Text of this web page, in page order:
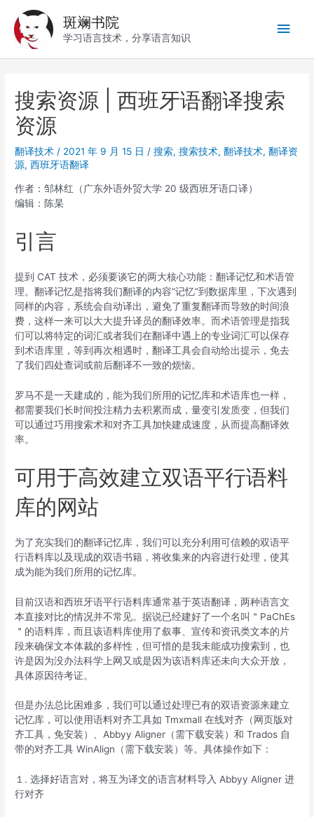
斑斓书院
学习语言技术，分享语言知识
主
菜
单
搜索资源 | 西班牙语翻译搜索
资源
翻译技术 / 2021 年 9 月 15 日 /搜索,搜索技术,翻译技术,翻译资
源,西班牙语翻译
作者：邹林红（广东外语外贸大学 20 级西班牙语口译）
编辑：陈杲
引言
提到 CAT 技术，必须要谈它的两大核心功能：翻译记忆和术语管
理。翻译记忆是指将我们翻译的内容“记忆”到数据库里，下次遇到
同样的内容，系统会自动译出，避免了重复翻译而导致的时间浪
费，这样一来可以大大提升译员的翻译效率。而术语管理是指我
们可以将特定的词汇或者我们在翻译中遇上的专业词汇可以保存
到术语库里，等到再次相遇时，翻译工具会自动给出提示，免去
了我们四处查词或前后翻译不一致的烦恼。
罗马不是一天建成的，能为我们所用的记忆库和术语库也一样，
都需要我们长时间投注精力去积累而成，量变引发质变，但我们
可以通过巧用搜索术和对齐工具加快建成速度，从而提高翻译效
率。
可用于高效建立双语平行语料
库的网站
为了充实我们的翻译记忆库，我们可以充分利用可信赖的双语平
行语料库以及现成的双语书籍，将收集来的内容进行处理，使其
成为能为我们所用的记忆库。
目前汉语和西班牙语平行语料库通常基于英语翻译，两种语言文
本直接对比的情况并不常见。据说已经建好了一个名叫＂PaChEs
＂的语料库，而且该语料库使用了叙事、宣传和资讯类文本的片
段来确保文本体裁的多样性，但可惜的是我未能成功搜索到，也
许是因为没办法科学上网又或是因为该语料库还未向大众开放，
具体原因待考证。
但是办法总比困难多，我们可以通过处理已有的双语资源来建立
记忆库，可以使用语料对齐工具如 Tmxmall 在线对齐（网页版对
齐工具，免安装）、Abbyy Aligner（需下载安装）和 Trados 自
带的对齐工具 WinAlign（需下载安装）等。具体操作如下：
１. 选择好语言对，将互为译文的语言材料导入 Abbyy Aligner 进
行对齐